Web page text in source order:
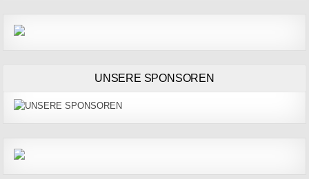
UNSERE SPONSOREN